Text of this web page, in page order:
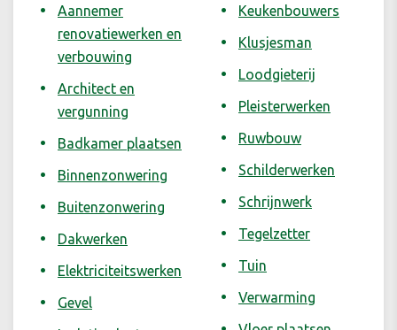
Aannemer
renovatiewerken en
verbouwing
Architect en
vergunning
Badkamer plaatsen
Binnenzonwering
Buitenzonwering
Dakwerken
Elektriciteitswerken
Gevel
Keukenbouwers
Klusjesman
Loodgieterij
Pleisterwerken
Ruwbouw
Schilderwerken
Schrijnwerk
Tegelzetter
Tuin
Verwarming